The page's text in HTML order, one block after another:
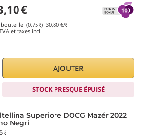
€
bouteille (0,75 ℓ) 30,80 €/ℓ
TVA et taxes incl.
AJOUTER
STOCK PRESQUE ÉPUISÉ
Superiore DOCG Mazér 2022
Negri
ℓ